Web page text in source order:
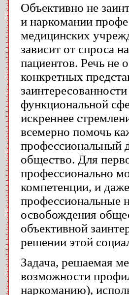
Объективно не
и наркомании
медицинских
зависит от спроса
пациентов. Речь не
конкретных
функциональной
искреннее
всемерно помочь
профессиональный
общество. Для
профессионально
компетенции, и
профессиональные
освобождения
объективной
решении этой
Задача, решаемая
возможности
наркоманию),